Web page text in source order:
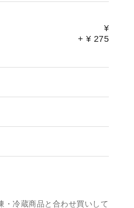
92937、
¥
+ ¥ 275
冷蔵商品と合わせ買いして